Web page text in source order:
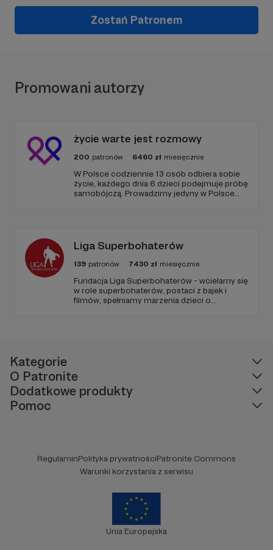
Zostań Patronem
Promowani autorzy
życie warte jest rozmowy
200 patronów 6460 zł miesięcznie
W Polsce codziennie 13 osób odbiera sobie
życie, każdego dnia 6 dzieci podejmuje próbę
samobójczą. Prowadzimy jedyny w Polsce
pomóc.
Liga Superbohaterów
139 patronów 7430 zł miesięcznie
Fundacja Liga Superbohaterów - wcielamy się
w role superbohaterów, postaci z bajek i
filmów, spełniamy marzenia dzieci o
Kategorie
O Patronite
Dodatkowe produkty
Pomoc
RegulaminPolityka prywatnościPatronite Commons
Warunki korzystania z serwisu
Unia Europejska